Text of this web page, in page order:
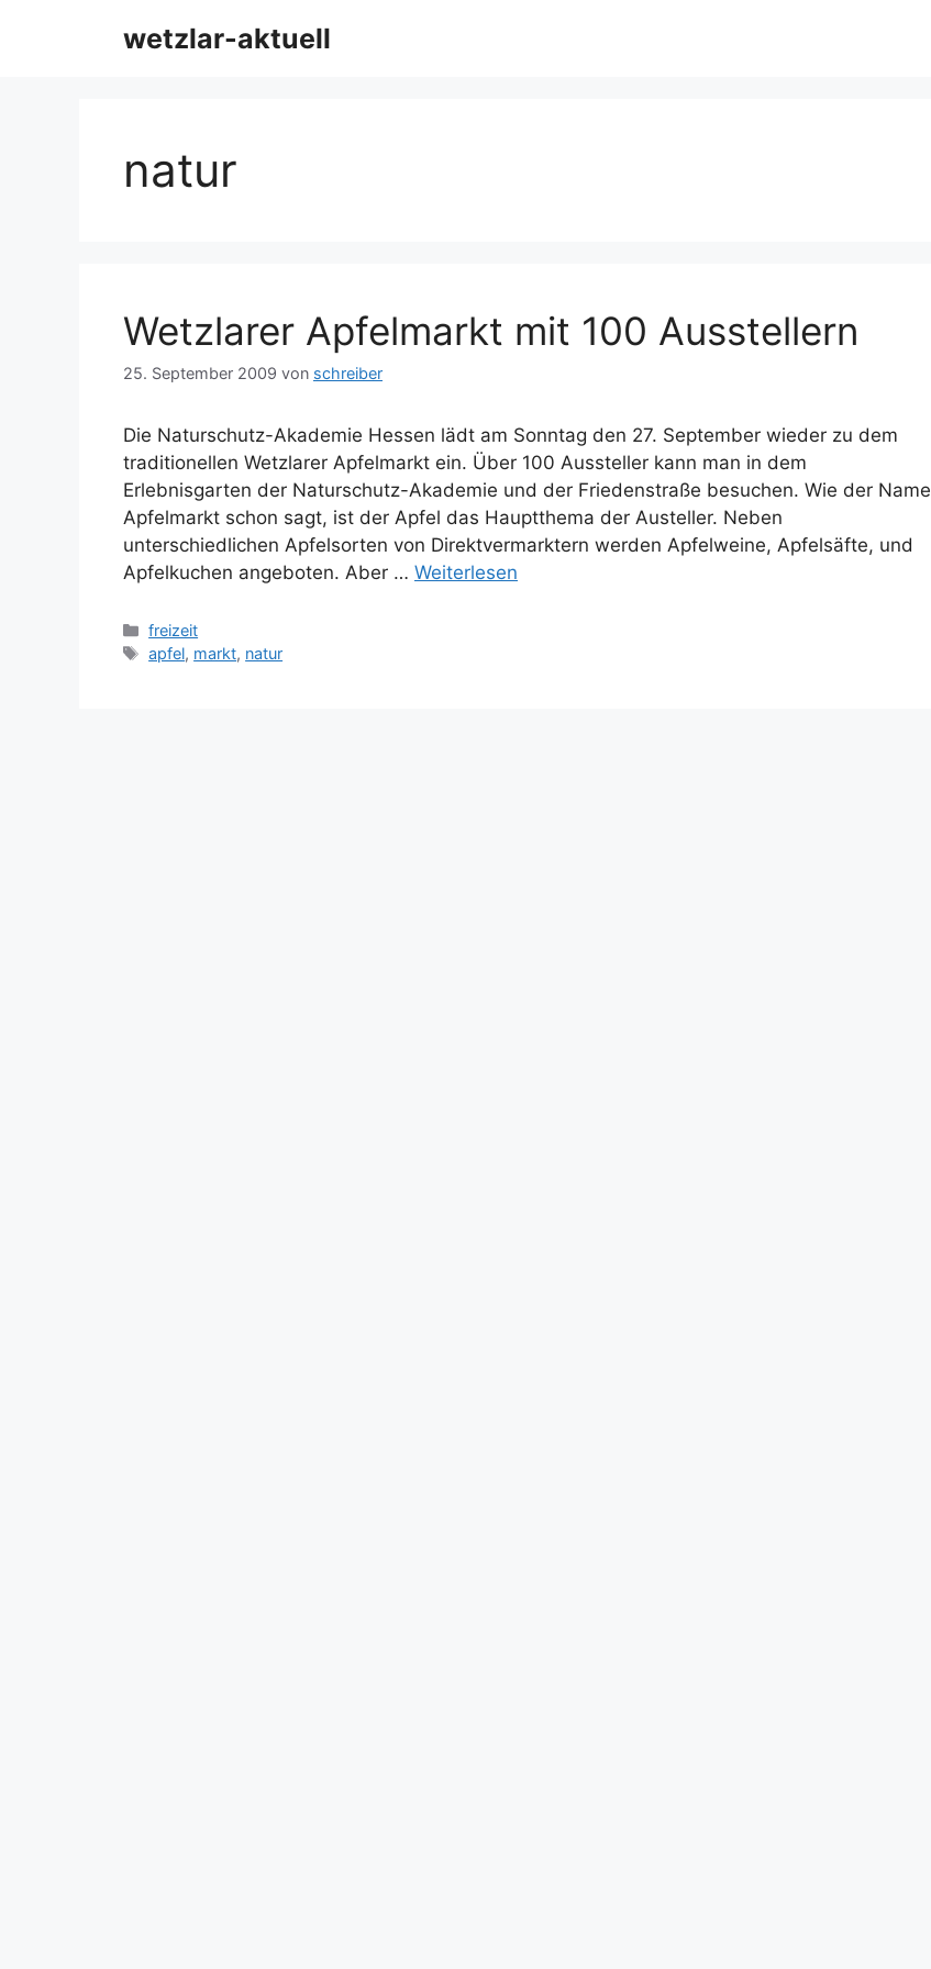
wetzlar-aktuell
natur
Wetzlarer Apfelmarkt mit 100 Ausstellern
25. September 2009 von schreiber
Die Naturschutz-Akademie Hessen lädt am Sonntag den 27. September wieder zu dem
traditionellen Wetzlarer Apfelmarkt ein. Über 100 Aussteller kann man in dem
Erlebnisgarten der Naturschutz-Akademie und der Friedenstraße besuchen. Wie der Name
Apfelmarkt schon sagt, ist der Apfel das Hauptthema der Austeller. Neben
unterschiedlichen Apfelsorten von Direktvermarktern werden Apfelweine, Apfelsäfte, und
Apfelkuchen angeboten. Aber … Weiterlesen
Kategorien
freizeit
Schlagwörter
apfel, markt, natur